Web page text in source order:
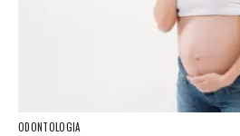
ODONTOLOGIA